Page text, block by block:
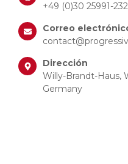
+49 (0)30 25991-232
Correo
Dirección
Willy-Brandt-Haus,
Germany